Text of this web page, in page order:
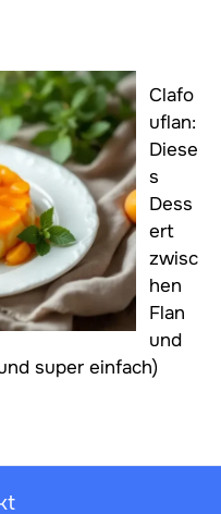
Clafo
uflan:
Diese
s
Dess
ert
zwisc
hen
Flan
und
super einfach)